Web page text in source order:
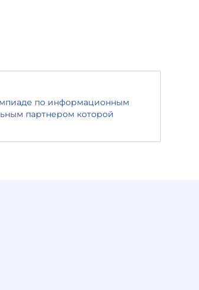
по информационным
партнером которой